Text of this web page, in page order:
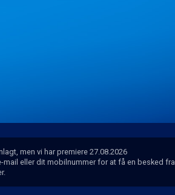
men vi har premiere 27.08.2026
mail eller dit mobilnummer for at få en besked fra